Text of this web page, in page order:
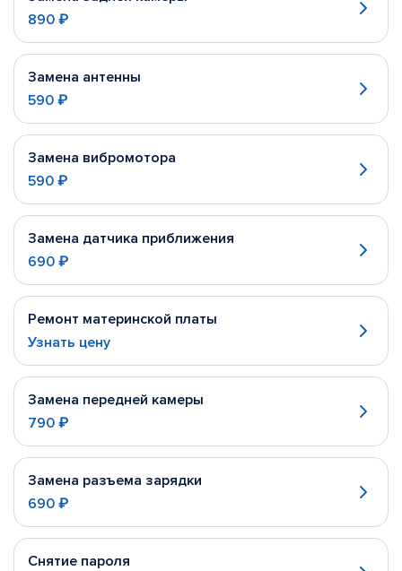
890 ₽
Замена антенны
590 ₽
Замена вибромотора
590 ₽
Замена датчика приближения
690 ₽
Ремонт материнской платы
Узнать цену
Замена передней камеры
790 ₽
Замена разъема зарядки
690 ₽
Снятие пароля